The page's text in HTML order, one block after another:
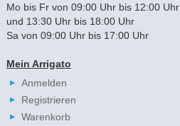
Mo bis Fr von 09:00 Uhr bis 12:00 Uhr
und 13:30 Uhr bis 18:00 Uhr
Sa von 09:00 Uhr bis 17:00 Uhr
Mein Arrigato
Anmelden
Registrieren
Warenkorb